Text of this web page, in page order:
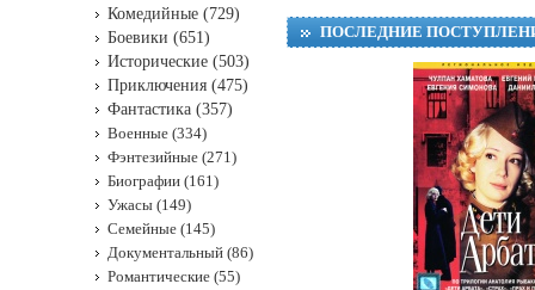
ПОСЛЕДНИЕ
Комедийные (729)
Боевики (651)
Исторические (503)
Приключения (475)
Фантастика (357)
Военные (334)
Фэнтезийные (271)
Биографии (161)
Ужасы (149)
Семейные (145)
Документальный (86)
Романтические (55)